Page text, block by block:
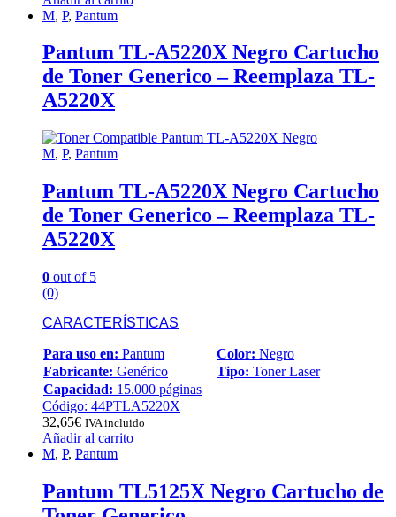
M, P, Pantum
Pantum TL-A5220X Negro Cartucho
de Toner Generico – Reemplaza TL-
A5220X
M, P, Pantum
Pantum TL-A5220X Negro Cartucho
de Toner Generico – Reemplaza TL-
A5220X
0 out of 5
(0)
CARACTERÍSTICAS
Para uso en: Pantum Color: Negro
Fabricante: Genérico Tipo: Toner Laser
Capacidad: 15.000 páginas
Código: 44PTLA5220X
32,65€ IVA incluido
Añadir al carrito
M, P, Pantum
Pantum TL5125X Negro Cartucho de